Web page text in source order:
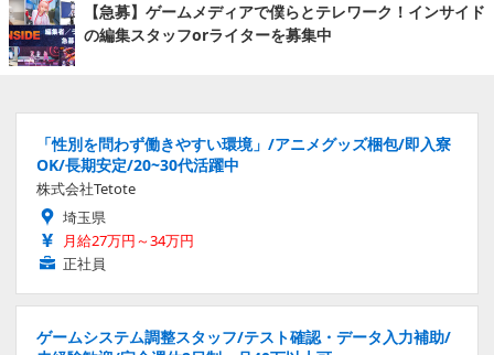
【急募】ゲームメディアで僕らとテレワーク！インサイド
の編集スタッフorライターを募集中
「性別を問わず働きやすい環境」/アニメグッズ梱包/即入寮
OK/長期安定/20~30代活躍中
株式会社Tetote
埼玉県
月給27万円～34万円
正社員
ゲームシステム調整スタッフ/テスト確認・データ入力補助/